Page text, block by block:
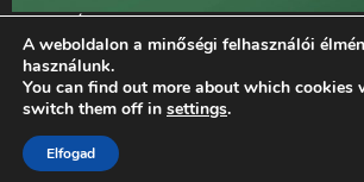
„Az Új Ember katolikus hetilap 2014.
támogatását az EGYH-KCP-14-P-
szerződés keretében 3 000 000 Ft
Emberi Erőforrások
© 2026 Magyar Kurír - Új Ember
A weboldalon a minőségi felhasználói
használunk.
You can find out more about which cookies
switch them off in settings.
Elfogad